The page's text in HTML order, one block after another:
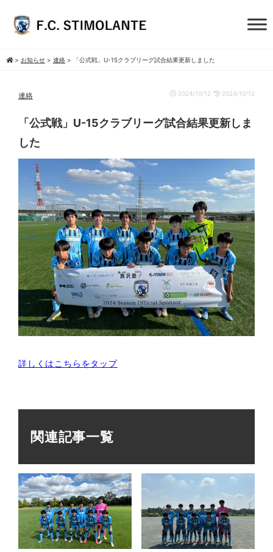
> お知らせ > 連絡 > 「公式戦」U-15クラブリーグ試合結果更新しました
連絡 2024/10/12 2024/10/12
「公式戦」U-15クラブリーグ試合結果更新しま
した
詳しくはこちらをタップ
関連記事一覧